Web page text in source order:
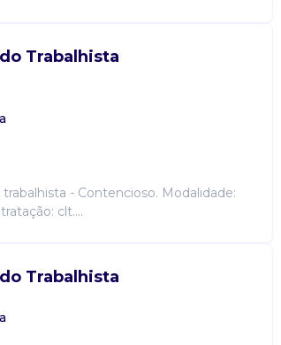
Trabalhista
- Contencioso. Modalidade:
clt....
Trabalhista